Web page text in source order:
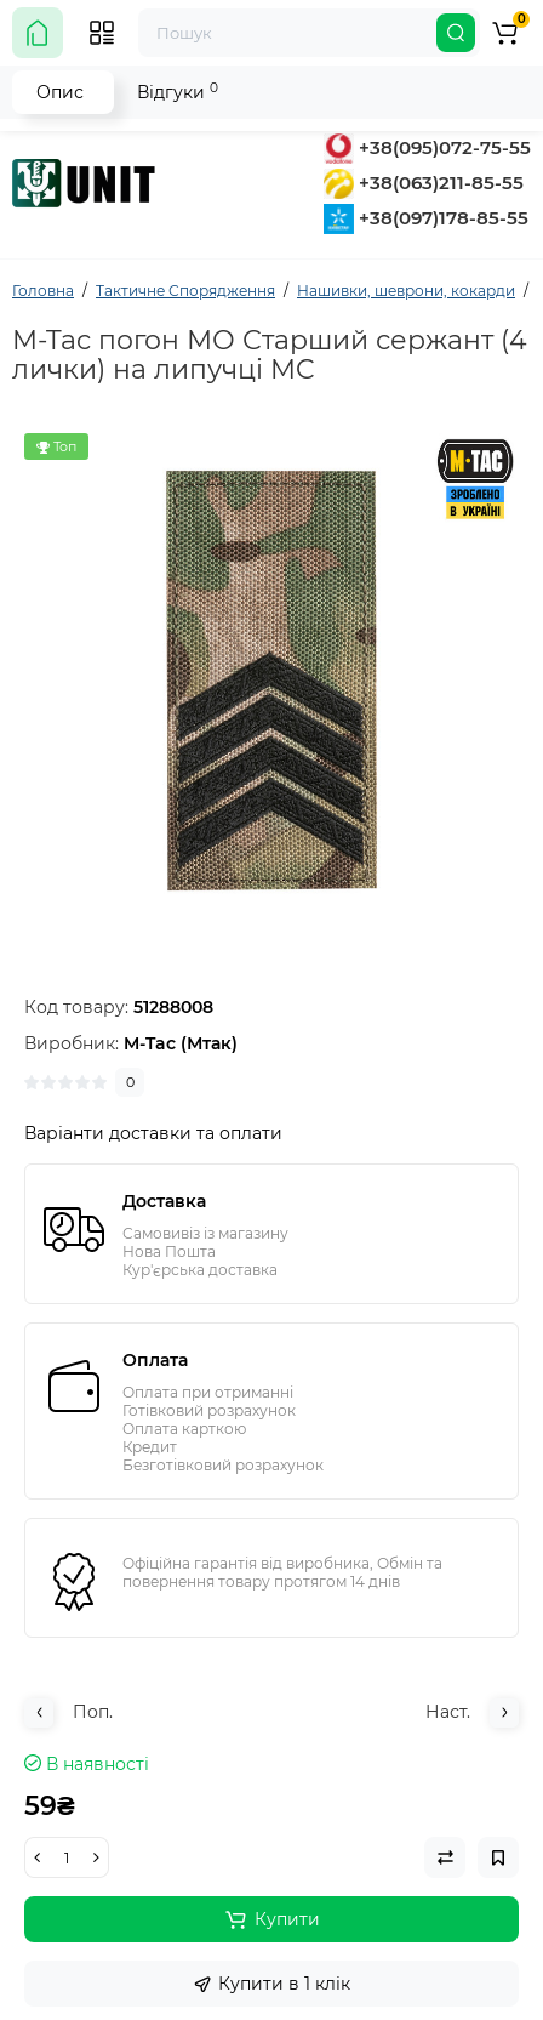
+38(095)072-75-55
+38(063)211-85-55
+38(097)178-85-55
0
Головна Тактичне Спорядження Нашивки, шеврони, кокарди
M-Tac погон МО Старший сержант (4
лички) на липучці MC
Топ
Код товару: 51288008
Виробник: M-Tac (Мтак)
0
Варіанти доставки та оплати
Доставка
Самовивіз із магазину
Нова Пошта
Кур'єрська доставка
Оплата
Оплата при отриманні
Готівковий розрахунок
Оплата карткою
Кредит
Безготівковий розрахунок
Офіційна гарантія від виробника, Обмін та
повернення товару протягом 14 днів
Поп. Наст.
В наявності
59₴
Купити
Купити в 1 клік
Опис Відгуки 0